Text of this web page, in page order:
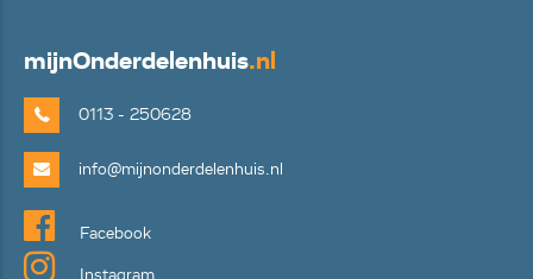
mijnOnderdelenhuis.nl
0113 - 250628
info@mijnonderdelenhuis.nl
Facebook